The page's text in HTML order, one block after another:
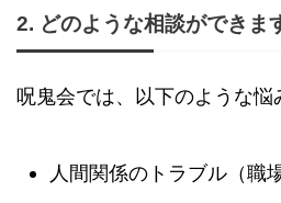
2. どのような相談ができま
呪鬼会では、以下のような悩
人間関係のトラブル（職